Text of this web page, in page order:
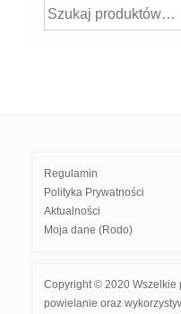
Szukaj:
Regulamin
Polityka Prywatności
Aktualności
Moja dane (Rodo)
Copyright © 2020 Wszelkie
powielanie oraz